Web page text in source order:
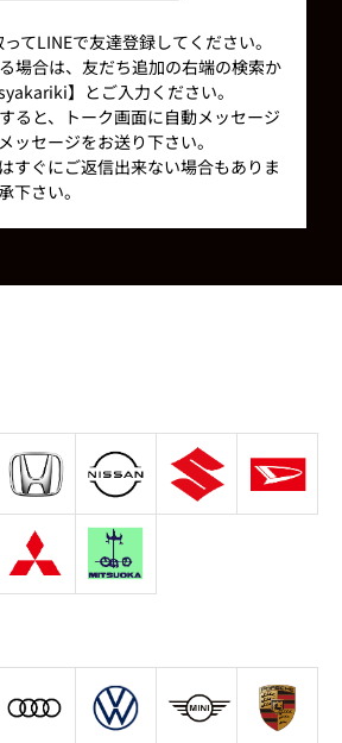
てLINEで友達登録してください。
場合は、友だち追加の右端の検索か
】とご入力ください。
ると、トーク画面に自動メッセージ
ッセージをお送り下さい。
すぐにご返信出来ない場合もありま
下さい。